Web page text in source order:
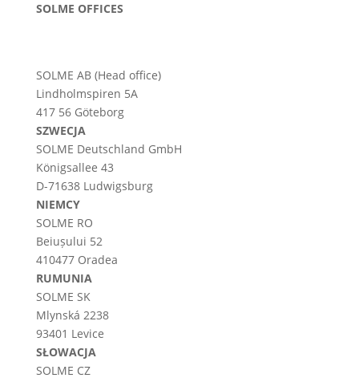
SOLME OFFICES
SOLME AB (Head office)
Lindholmspiren 5A
417 56 Göteborg
SZWECJA
SOLME Deutschland GmbH
Königsallee 43
D-71638 Ludwigsburg
NIEMCY
SOLME RO
Beiușului 52
410477 Oradea
RUMUNIA
SOLME SK
Mlynská 2238
93401 Levice
SŁOWACJA
SOLME CZ